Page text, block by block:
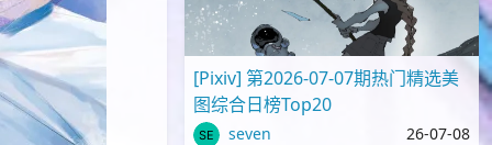
[Pixiv] 第2026-07-07期热门精选美
图综合日榜Top20
seven 26-07-08